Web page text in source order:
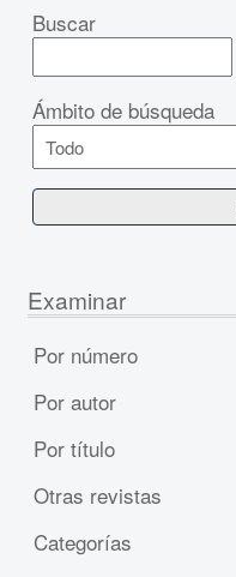
Buscar
Ámbito de búsqueda
Examinar
Por número
Por autor
Por título
Otras revistas
Categorías